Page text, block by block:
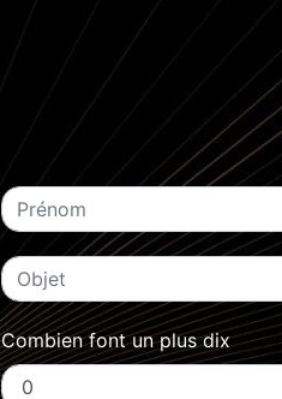
Combien font un plus dix